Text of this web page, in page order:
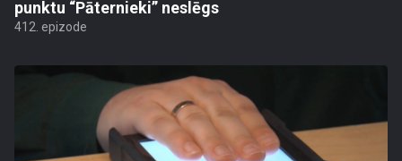
punktu “Pāternieki” neslēgs
412. epizode